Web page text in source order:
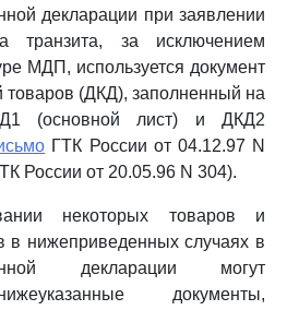
декларации при заявлении
транзита, за исключением
МДП, используется документ
товаров (ДКД), заполненный на
(основной лист) и ДКД2
ГТК России от 04.12.97 N
России от 20.05.96 N 304).
некоторых товаров и
в нижеприведенных случаях в
декларации могут
документы,